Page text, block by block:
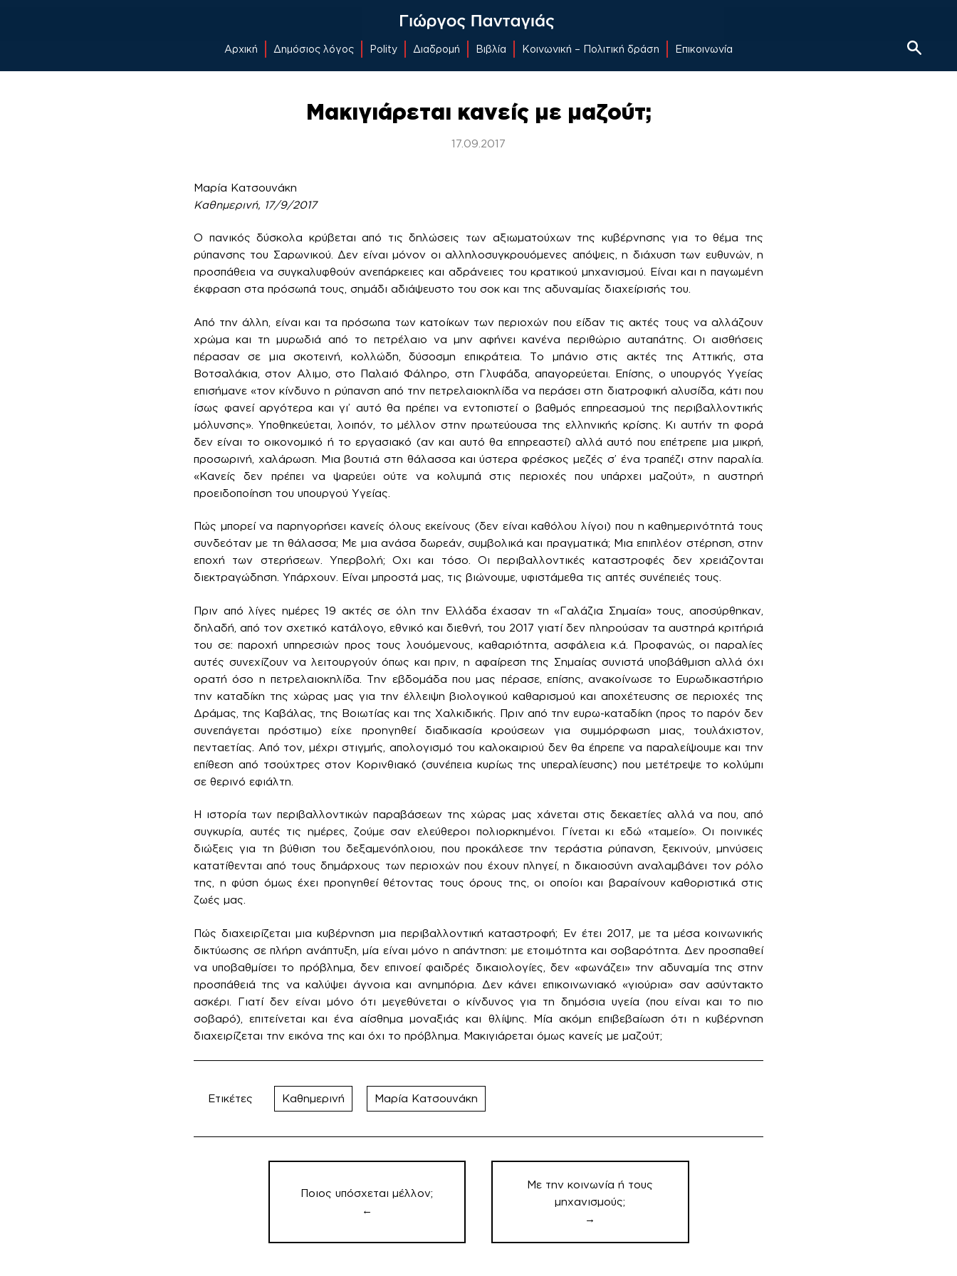
Αρχική Δημόσιος λόγος Polity Διαδρομή Βιβλία Κοινωνική – Πολιτική δράση Επικοινωνία
Μακιγιάρεται κανείς με μαζούτ;
17.09.2017
Μαρία Κατσουνάκη
Καθημερινή, 17/9/2017
Ο​​ πανικός δύσκολα κρύβεται από τις δηλώσεις των αξιωματούχων της κυβέρνησης για το θέμα της
ρύπανσης του Σαρωνικού. Δεν είναι μόνον οι αλληλοσυγκρουόμενες απόψεις, η διάχυση των ευθυνών, η
προσπάθεια να συγκαλυφθούν ανεπάρκειες και αδράνειες του κρατικού μηχανισμού. Είναι και η παγωμένη
έκφραση στα πρόσωπά τους, σημάδι αδιάψευστο του σοκ και της αδυναμίας διαχείρισής του.
Από την άλλη, είναι και τα πρόσωπα των κατοίκων των περιοχών που είδαν τις ακτές τους να αλλάζουν
χρώμα και τη μυρωδιά από το πετρέλαιο να μην αφήνει κανένα περιθώριο αυταπάτης. Οι αισθήσεις
πέρασαν σε μια σκοτεινή, κολλώδη, δύσοσμη επικράτεια. Το μπάνιο στις ακτές της Αττικής, στα
Βοτσαλάκια, στον Αλιμο, στο Παλαιό Φάληρο, στη Γλυφάδα, απαγορεύεται. Επίσης, ο υπουργός Υγείας
επισήμανε «τον κίνδυνο η ρύπανση από την πετρελαιοκηλίδα να περάσει στη διατροφική αλυσίδα, κάτι που
ίσως φανεί αργότερα και γι’ αυτό θα πρέπει να εντοπιστεί ο βαθμός επηρεασμού της περιβαλλοντικής
μόλυνσης». Υποθηκεύεται, λοιπόν, το μέλλον στην πρωτεύουσα της ελληνικής κρίσης. Κι αυτήν τη φορά
δεν είναι το οικονομικό ή το εργασιακό (αν και αυτό θα επηρεαστεί) αλλά αυτό που επέτρεπε μια μικρή,
προσωρινή, χαλάρωση. Μια βουτιά στη θάλασσα και ύστερα φρέσκος μεζές σ’ ένα τραπέζι στην παραλία.
«Κανείς δεν πρέπει να ψαρεύει ούτε να κολυμπά στις περιοχές που υπάρχει μαζούτ», η αυστηρή
προειδοποίηση του υπουργού Υγείας.
Πώς μπορεί να παρηγορήσει κανείς όλους εκείνους (δεν είναι καθόλου λίγοι) που η καθημερινότητά τους
συνδεόταν με τη θάλασσα; Με μια ανάσα δωρεάν, συμβολικά και πραγματικά; Μια επιπλέον στέρηση, στην
εποχή των στερήσεων. Υπερβολή; Οχι και τόσο. Οι περιβαλλοντικές καταστροφές δεν χρειάζονται
διεκτραγώδηση. Υπάρχουν. Είναι μπροστά μας, τις βιώνουμε, υφιστάμεθα τις απτές συνέπειές τους.
Πριν από λίγες ημέρες 19 ακτές σε όλη την Ελλάδα έχασαν τη «Γαλάζια Σημαία» τους, αποσύρθηκαν,
δηλαδή, από τον σχετικό κατάλογο, εθνικό και διεθνή, του 2017 γιατί δεν πληρούσαν τα αυστηρά κριτήριά
του σε: παροχή υπηρεσιών προς τους λουόμενους, καθαριότητα, ασφάλεια κ.ά. Προφανώς, οι παραλίες
αυτές συνεχίζουν να λειτουργούν όπως και πριν, η αφαίρεση της Σημαίας συνιστά υποβάθμιση αλλά όχι
ορατή όσο η πετρελαιοκηλίδα. Την εβδομάδα που μας πέρασε, επίσης, ανακοίνωσε το Ευρωδικαστήριο
την καταδίκη της χώρας μας για την έλλειψη βιολογικού καθαρισμού και αποχέτευσης σε περιοχές της
Δράμας, της Καβάλας, της Βοιωτίας και της Χαλκιδικής. Πριν από την ευρω-καταδίκη (προς το παρόν δεν
συνεπάγεται πρόστιμο) είχε προηγηθεί διαδικασία κρούσεων για συμμόρφωση μιας, τουλάχιστον,
πενταετίας. Από τον, μέχρι στιγμής, απολογισμό του καλοκαιριού δεν θα έπρεπε να παραλείψουμε και την
επίθεση από τσούχτρες στον Κορινθιακό (συνέπεια κυρίως της υπεραλίευσης) που μετέτρεψε το κολύμπι
σε θερινό εφιάλτη.
Η ιστορία των περιβαλλοντικών παραβάσεων της χώρας μας χάνεται στις δεκαετίες αλλά να που, από
συγκυρία, αυτές τις ημέρες, ζούμε σαν ελεύθεροι πολιορκημένοι. Γίνεται κι εδώ «ταμείο». Οι ποινικές
διώξεις για τη βύθιση του δεξαμενόπλοιου, που προκάλεσε την τεράστια ρύπανση, ξεκινούν, μηνύσεις
κατατίθενται από τους δημάρχους των περιοχών που έχουν πληγεί, η δικαιοσύνη αναλαμβάνει τον ρόλο
της, η φύση όμως έχει προηγηθεί θέτοντας τους όρους της, οι οποίοι και βαραίνουν καθοριστικά στις
ζωές μας.
Πώς διαχειρίζεται μια κυβέρνηση μια περιβαλλοντική καταστροφή; Εν έτει 2017, με τα μέσα κοινωνικής
δικτύωσης σε πλήρη ανάπτυξη, μία είναι μόνο η απάντηση: με ετοιμότητα και σοβαρότητα. Δεν προσπαθεί
να υποβαθμίσει το πρόβλημα, δεν επινοεί φαιδρές δικαιολογίες, δεν «φωνάζει» την αδυναμία της στην
προσπάθειά της να καλύψει άγνοια και ανημπόρια. Δεν κάνει επικοινωνιακό «γιούρια» σαν ασύντακτο
ασκέρι. Γιατί δεν είναι μόνο ότι μεγεθύνεται ο κίνδυνος για τη δημόσια υγεία (που είναι και το πιο
σοβαρό), επιτείνεται και ένα αίσθημα μοναξιάς και θλίψης. Μία ακόμη επιβεβαίωση ότι η κυβέρνηση
διαχειρίζεται την εικόνα της και όχι το πρόβλημα. Μακιγιάρεται όμως κανείς με μαζούτ;
Ετικέτες Καθημερινή Μαρία Κατσουνάκη
Πλοήγηση
Ποιος υπόσχεται μέλλον;
←
Με την κοινωνία ή τους
μηχανισμούς;
→